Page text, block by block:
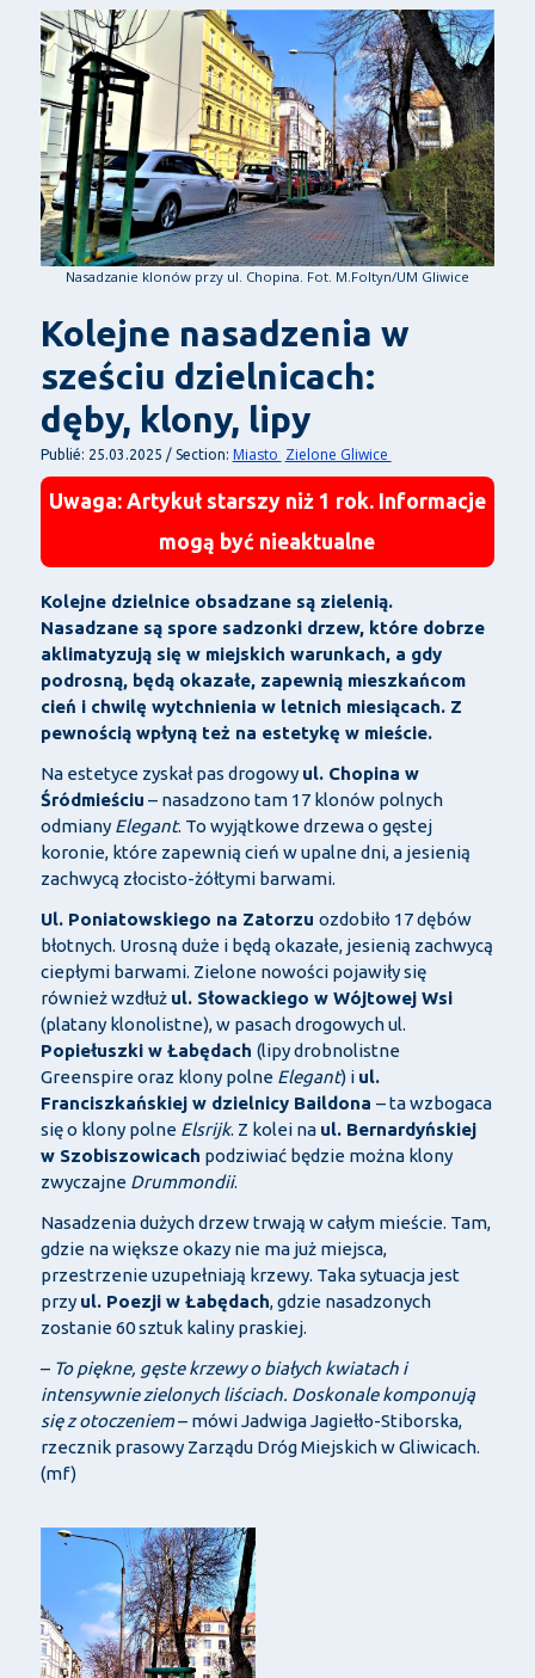
Nasadzanie klonów przy ul. Chopina. Fot. M.Foltyn/UM Gliwice
Kolejne nasadzenia w
sześciu dzielnicach:
dęby, klony, lipy
Publié: 25.03.2025 / Section: Miasto Zielone Gliwice
Uwaga: Artykuł starszy niż 1 rok. Informacje
mogą być nieaktualne
Kolejne dzielnice obsadzane są zielenią.
Nasadzane są spore sadzonki drzew, które dobrze
aklimatyzują się w miejskich warunkach, a gdy
podrosną, będą okazałe, zapewnią mieszkańcom
cień i chwilę wytchnienia w letnich miesiącach. Z
pewnością wpłyną też na estetykę w mieście.
Na estetyce zyskał pas drogowy ul. Chopina w
Śródmieściu – nasadzono tam 17 klonów polnych
odmiany Elegant. To wyjątkowe drzewa o gęstej
koronie, które zapewnią cień w upalne dni, a jesienią
zachwycą złocisto-żółtymi barwami.
Ul. Poniatowskiego na Zatorzu ozdobiło 17 dębów
błotnych. Urosną duże i będą okazałe, jesienią zachwycą
ciepłymi barwami. Zielone nowości pojawiły się
również wzdłuż ul. Słowackiego w Wójtowej Wsi
(platany klonolistne), w pasach drogowych ul.
Popiełuszki w Łabędach (lipy drobnolistne
Greenspire oraz klony polne Elegant) i ul.
Franciszkańskiej w dzielnicy Baildona – ta wzbogaca
się o klony polne Elsrijk. Z kolei na ul. Bernardyńskiej
w Szobiszowicach podziwiać będzie można klony
zwyczajne Drummondii.
Nasadzenia dużych drzew trwają w całym mieście. Tam,
gdzie na większe okazy nie ma już miejsca,
przestrzenie uzupełniają krzewy. Taka sytuacja jest
przy ul. Poezji w Łabędach, gdzie nasadzonych
zostanie 60 sztuk kaliny praskiej.
– To piękne, gęste krzewy o białych kwiatach i
intensywnie zielonych liściach. Doskonale komponują
się z otoczeniem– mówi Jadwiga Jagiełło-Stiborska,
rzecznik prasowy Zarządu Dróg Miejskich w Gliwicach.
(mf)